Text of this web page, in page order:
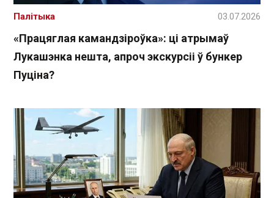
«Працяглая камандзіроўка»: ці атрымаў
Лукашэнка нешта, апроч экскурсіі ў бункер
Пуціна?
Палітыка 03.07.2026